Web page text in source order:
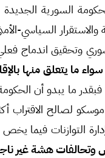
السورية الجديدة
السياسي-
وتحقيق اندماج
سواء ما يتعلق منها
فبقدر ما يبدو أن
لصالح الاقتراب أكثر
التوازنات فيما
وتحالفات هشة غير